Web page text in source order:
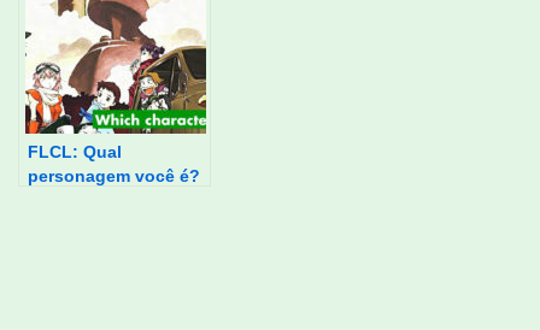
FLCL: Qual
personagem você é?